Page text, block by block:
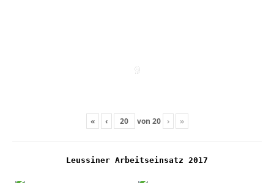
9
« ‹ von 20 › »
Leussiner Arbeitseinsatz 2017